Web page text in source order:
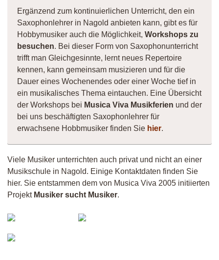
Ergänzend zum kontinuierlichen Unterricht, den ein
Saxophonlehrer in Nagold anbieten kann, gibt es für
Hobbymusiker auch die Möglichkeit, Workshops zu
besuchen. Bei dieser Form von Saxophonunterricht
trifft man Gleichgesinnte, lernt neues Repertoire
kennen, kann gemeinsam musizieren und für die
Dauer eines Wochenendes oder einer Woche tief in
ein musikalisches Thema eintauchen. Eine Übersicht
der Workshops bei Musica Viva Musikferien und der
bei uns beschäftigten Saxophonlehrer für
erwachsene Hobbmusiker finden Sie hier.
Viele Musiker unterrichten auch privat und nicht an einer
Musikschule in Nagold. Einige Kontaktdaten finden Sie
hier. Sie entstammen dem von Musica Viva 2005 initiierten
Projekt Musiker sucht Musiker.
Vittorio